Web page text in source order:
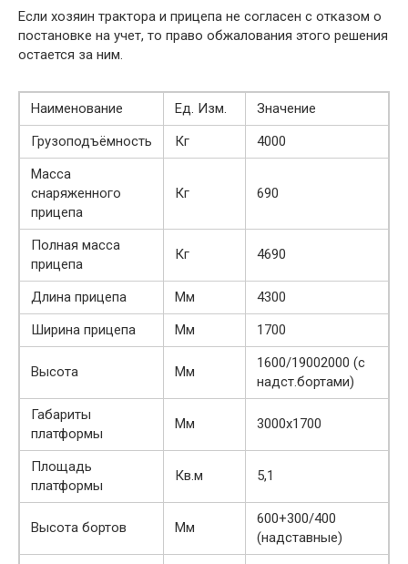
Если хозяин трактора и прицепа не согласен с отказом о
постановке на учет, то право обжалования этого решения
остается за ним.
Наименование Ед. Изм.
Значение
Грузоподъёмность
Кг
4000
Масса
снаряженного
прицепа
Кг 690
Полная масса
прицепа
Кг 4690
Длина прицепа Мм
4300
Ширина прицепа
Мм 1700
Высота Мм
1600/19002000 (с
надст.бортами)
Габариты
платформы
Мм 3000х1700
Площадь
платформы
Кв.м 5,1
Высота бортов Мм
600+300/400
(надставные)